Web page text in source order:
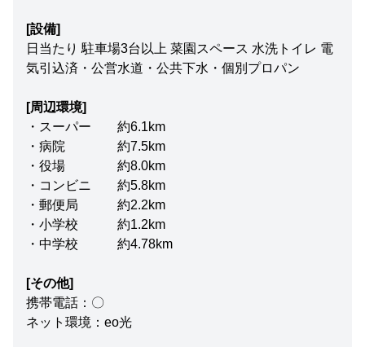
[設備]
日当たり 駐車場3台以上 菜園スペース 水洗トイレ 電
気引込済・公営水道・公共下水・個別プロパン
[周辺環境]
・スーパー 約6.1km
・病院 約7.5km
・役場 約8.0km
・コンビニ 約5.8km
・郵便局 約2.2km
・小学校 約1.2km
・中学校 約4.78km
[その他]
携帯電話：〇
ネット環境：eo光